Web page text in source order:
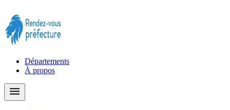
Départements
À propos